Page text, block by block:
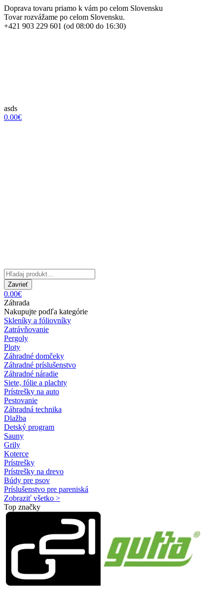
Doprava tovaru priamo k vám po celom Slovensku
Tovar rozvážame po celom Slovensku.
+421 903 229 601 (od 08:00 do 16:30)
asds
0.00€
Zavrieť
0.00€
Záhrada
Nakupujte podľa kategórie
Skleníky a fóliovníky
Zatrávňovanie
Pergoly
Ploty
Záhradné domčeky
Záhradné príslušenstvo
Záhradné náradie
Siete, fólie a plachty
Prístrešky na auto
Pestovanie
Záhradná technika
Dlažba
Detský program
Sauny
Grily
Koterce
Prístrešky
Prístrešky na drevo
Búdy pre psov
Príslušenstvo pre pareniská
Zobraziť všetko >
Top značky